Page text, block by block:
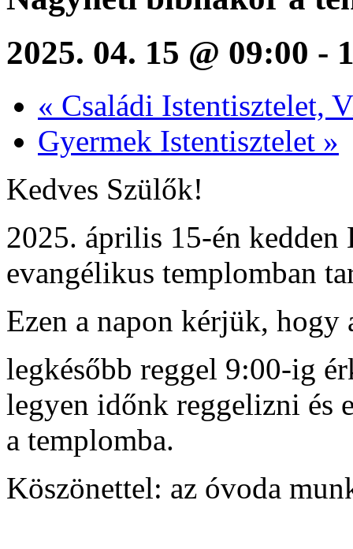
2025. 04. 15 @ 09:00 -
« Családi Istentisztelet,
Gyermek Istentisztelet »
Kedves Szülők!
2025. április 15-én kedden
evangélikus templomban
Ezen a napon kérjük, hogy
legkésőbb reggel 9:00-ig
legyen időnk reggelizni és
a templomba.
Köszönettel: az óvoda